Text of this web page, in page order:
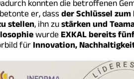
konnten die betroffenen
er, dassder Schlüssel
stellen, ihn zustärken und
wurde EXKAL bereits
fürInnovation,